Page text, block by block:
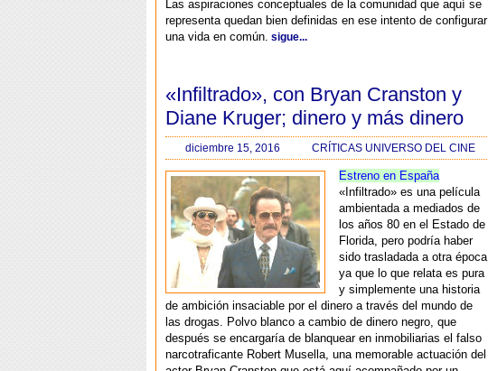
Las aspiraciones conceptuales de la comunidad que aquí se
representa quedan bien definidas en ese intento de configurar
una vida en común. sigue...
«Infiltrado», con Bryan Cranston y
Diane Kruger; dinero y más dinero
diciembre 15, 2016 CRÍTICAS UNIVERSO DEL CINE
Estreno en España
«Infiltrado» es una película
ambientada a mediados de
los años 80 en el Estado de
Florida, pero podría haber
sido trasladada a otra época
ya que lo que relata es pura
y simplemente una historia
de ambición insaciable por el dinero a través del mundo de
las drogas. Polvo blanco a cambio de dinero negro, que
después se encargaría de blanquear en inmobiliarias el falso
narcotraficante Robert Musella, una memorable actuación del